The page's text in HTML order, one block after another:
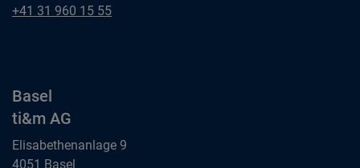
ti&m AG
Bern
+41 31 960 15 55
Basel
ti&m AG
Elisabethenanlage 9
4051 Basel